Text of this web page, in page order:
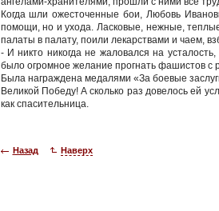
Когда шли ожесточенные бои, Любовь
помощи, но и ухода. Ласковые, нежные,
палаты в палату, поили лекарствами и чаем,
- И никто никогда не жаловался на
было огромное желание прогнать фашистов с
Была награждена медалями «За боевые
Великой Победу! А сколько раз довелось ей
как спасительница.
Назад Наверх